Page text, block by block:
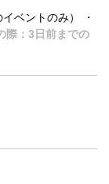
ベントのみ） ・
際：3日前までの